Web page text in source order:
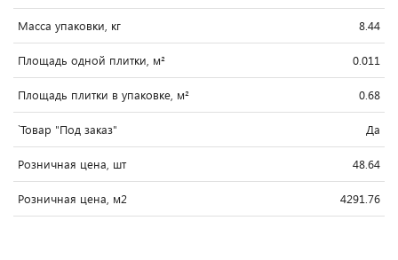
Масса упаковки, кг 8.44
Площадь одной плитки, м² 0.011
Площадь плитки в упаковке, м² 0.68
`Товар "Под заказ" Да
Розничная цена, шт 48.64
Розничная цена, м2 4291.76